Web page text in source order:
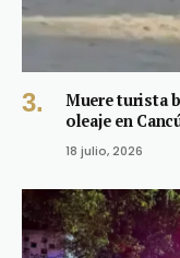
Muere turista
oleaje en
18 julio, 2026